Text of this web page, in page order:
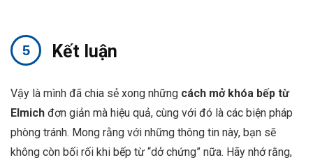
Kết luận
Vậy là mình đã chia sẻ xong những cách mở khóa bếp từ
Elmich đơn giản mà hiệu quả, cùng với đó là các biện pháp
phòng tránh. Mong rằng với những thông tin này, bạn sẽ
không còn bối rối khi bếp từ “dở chứng” nữa. Hãy nhớ rằng,